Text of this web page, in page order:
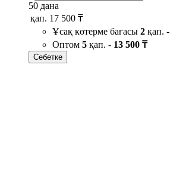
50 дана
қап. 17 500 ₸
Ұсақ көтерме бағасы 2 қап. -
Оптом 5 қап. - 13 500 ₸
Себетке